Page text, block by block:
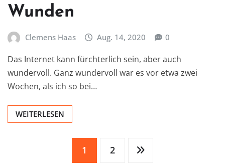
Wunden
Clemens Haas Aug. 14, 2020 0
Das Internet kann fürchterlich sein, aber auch
wundervoll. Ganz wundervoll war es vor etwa zwei
Wochen, als ich so bei…
WEITERLESEN
Seitennummerierung
1 2